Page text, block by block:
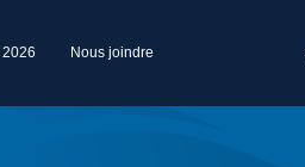
Nous joindre